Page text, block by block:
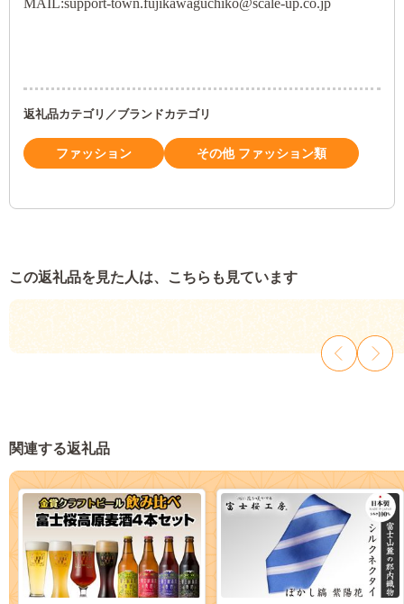
MAIL:support-town.fujikawaguchiko@scale-up.co.jp
返礼品カテゴリ／ブランドカテゴリ
ファッション その他 ファッション類
この返礼品を見た人は、こちらも見ています
関連する返礼品